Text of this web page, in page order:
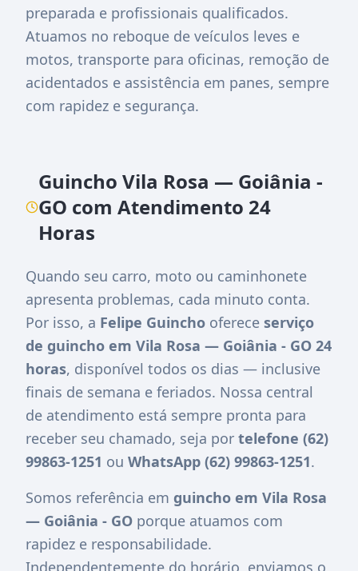
preparada e profissionais qualificados.
Atuamos no reboque de veículos leves e
motos, transporte para oficinas, remoção de
acidentados e assistência em panes, sempre
com rapidez e segurança.
Guincho Vila Rosa — Goiânia -
GO com Atendimento 24
Horas
Quando seu carro, moto ou caminhonete
apresenta problemas, cada minuto conta.
Por isso, a Felipe Guincho oferece serviço
de guincho em Vila Rosa — Goiânia - GO 24
horas, disponível todos os dias — inclusive
finais de semana e feriados. Nossa central
de atendimento está sempre pronta para
receber seu chamado, seja por telefone (62)
99863-1251 ou WhatsApp (62) 99863-1251.
Somos referência em guincho em Vila Rosa
— Goiânia - GO porque atuamos com
rapidez e responsabilidade.
Independentemente do horário, enviamos o